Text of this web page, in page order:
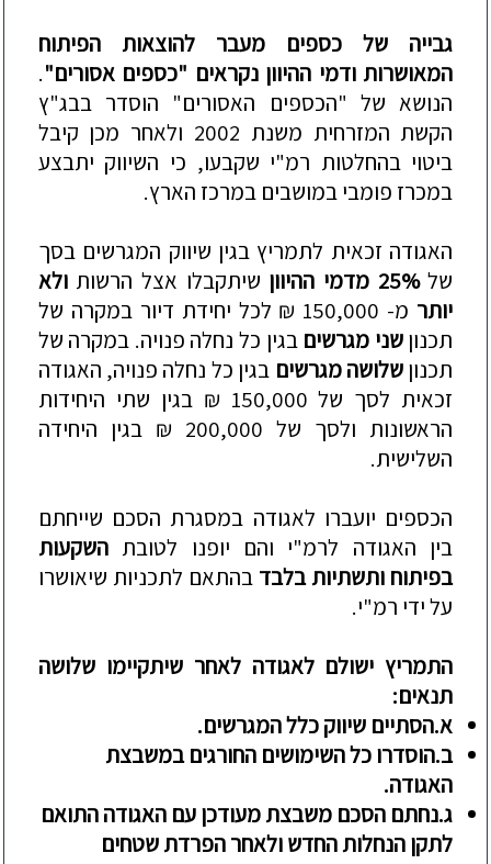
גבייה
של כספים מעבר להוצאות
הפיתוח
המאושרות ודמי ההיוון נקראים "כספים אסורים"
.
הנושא של "הכספים האסורים" הוסדרבבג"ץ
הקשת המזרחית משנת 2002 ולאחר מכן קיבל
ביטויבהחלטות רמ"י שקבעו, כי השיווק יתבצע
במכרז פומביבמושבים במרכז הארץ.
האגודה זכאית לתמריץ בגין שיווק המגרשיםבסך
של25% מדמי ההיוון שיתקבלו אצל הרשותולא
יותר מ- 150,000
₪ לכל יחידת דיורבמקרה של
תכנוןשני מגרשים בגין כל נחלה פנויה. במקרה של
תכנוןשלושהמגרשים בגין כל נחלה פנויה, האגודה
זכאית לסך של 150,000
₪בגין שתי היחידות
הראשונות ולסך של 200,000
₪בגין היחידה
השלישית.
הכספים יועברו לאגודה במסגרת הסכם שייחתם
בין האגודה לרמ"י והם יופנו לטובתהשקעות
בפיתוח ותשתיותבלבד בהתאם לתכניות שיאושרו
עלידי רמ"י.
התמריץ ישולם לאגודה לאחר שיתקיימו שלושה
תנאים:
א.הסתיים שיווקכללהמגרשים.
ב.הוסדרוכלהשימושים החורגים במשבצת
האגודה.
ג.נחתם הסכם משבצתמעודכןעם האגודההתואם
לתקןהנחלותהחדשולאחרהפרדתשטחים